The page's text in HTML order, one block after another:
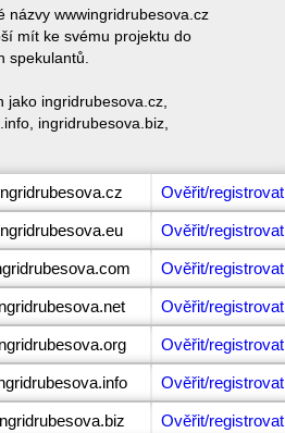
názvy wwwingridrubesova.cz
mít ke svému projektu do
spekulantů.
ingridrubesova.cz,
ingridrubesova.biz,
Ověřit/registrovat
Ověřit/registrovat
Ověřit/registrovat
Ověřit/registrovat
Ověřit/registrovat
Ověřit/registrovat
Ověřit/registrovat